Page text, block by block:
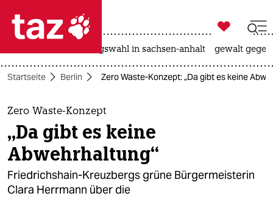
 taz zahl ich
taz zahl ich
themen
politik
öko
gesellschaft

taz zahl ich
landtagswahl in sachsen-anhalt gewalt
Startseite Berlin Zero Waste-Konzept: „Da gibt es keine
Zero Waste-Konzept
„Da gibt es keine
Abwehrhaltung“
Friedrichshain-Kreuzbergs grüne Bürgermeisterin
Clara Herrmann über die